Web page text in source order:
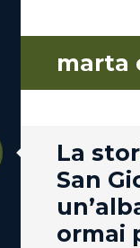
marta
La
San
ormai
Standard